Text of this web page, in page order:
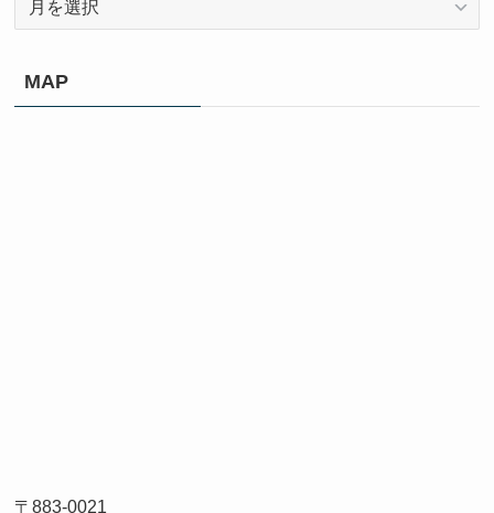
イ
ブ
MAP
〒883-0021